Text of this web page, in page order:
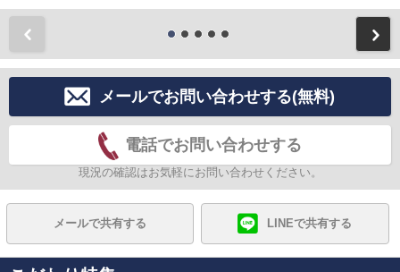
メールでお問い合わせする(無料)
電話でお問い合わせする
現況の確認はお気軽にお問い合わせください。
メールで共有する LINEで共有する